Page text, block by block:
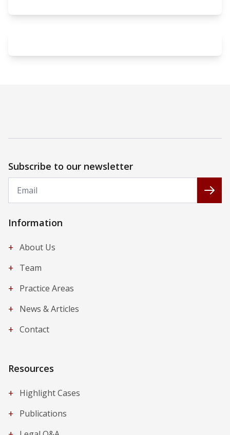
Subscribe to our newsletter
Information
+ About Us
+ Team
+ Practice Areas
+ News & Articles
+ Contact
Resources
+
Highlight Cases
+ Publications